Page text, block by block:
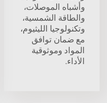
وأشباه الموصلات،
والطاقة الشمسية،
وتكنولوجيا الليثيوم،
مع ضمان توافق
المواد وموثوقية
الأداء.